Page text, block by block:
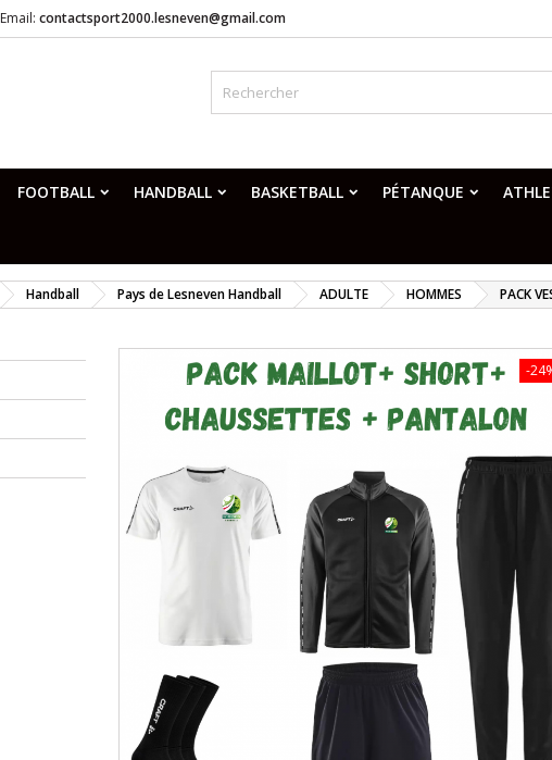
Email: contactsport2000.lesneven@gmail.com
FOOTBALL HANDBALL BASKETBALL PÉTANQUE
Handball Pays de Lesneven Handball ADULTE HOMMES PACK
-